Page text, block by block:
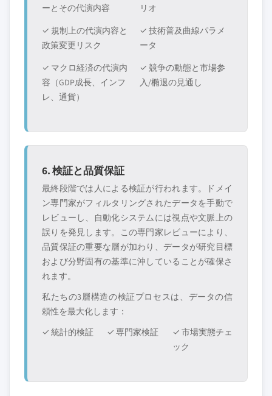
ーとその代演内容
リオ
✓ 規制上の代演内容と
政策変更リスク
✓ 技術普及曲線パラメ
ータ
✓ マクロ経済の代演内
容（GDP成長、インフ
レ、通貨）
✓ 競争の動態と市場参
入/椭退の見通し
6. 検証と品質保証
最終段階では人による検証が行われます。ドメイ
ン専門家がフィルタリングされたデータを手動で
レビューし、自動化システムには視点や文脈上の
誤りを発見します。この専門家レビューにより、
品質保証の重要な層が加わり、データが研究目標
および分野固有の基準に沖していることが確保さ
れます。
私たちの3層構造の検証プロセスは、データの信
頼性を最大化します：
✓ 統計的検証
✓ 専門家検証
✓ 市場実態チェ
ック